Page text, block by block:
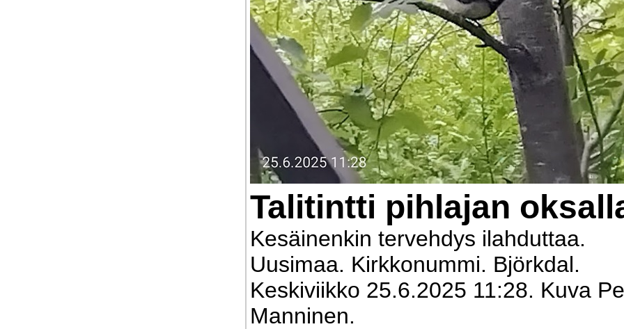
Talitintti pihlajan
Kesäinenkin tervehdys ilahduttaa.
Uusimaa. Kirkkonummi. Björkdal.
Keskiviikko 25.6.2025 11:28. Kuva
Manninen.